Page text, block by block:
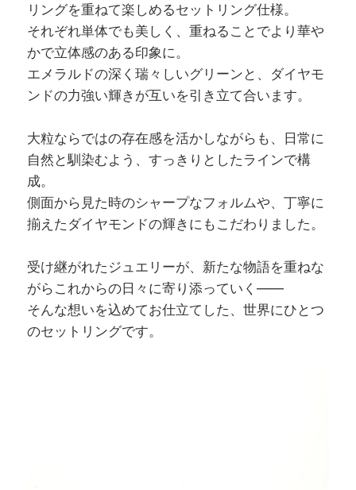
リングを重ねて楽しめるセットリング仕様。
それぞれ単体でも美しく、重ねることでより華や
かで立体感のある印象に。
エメラルドの深く瑞々しいグリーンと、ダイヤモ
ンドの力強い輝きが互いを引き立て合います。
大粒ならではの存在感を活かしながらも、日常に
自然と馴染むよう、すっきりとしたラインで構
成。
側面から見た時のシャープなフォルムや、丁寧に
揃えたダイヤモンドの輝きにもこだわりました。
受け継がれたジュエリーが、新たな物語を重ねな
がらこれからの日々に寄り添っていく——
そんな想いを込めてお仕立てした、世界にひとつ
のセットリングです。